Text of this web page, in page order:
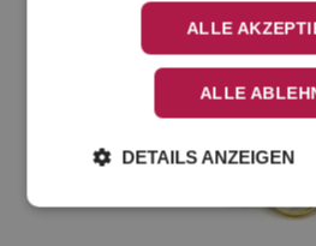
ALLE
ALLE
DETAILS ANZEIGEN